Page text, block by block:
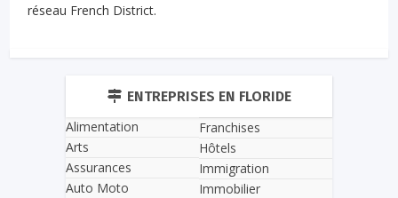
réseau French District.
ENTREPRISES EN FLORIDE
Alimentation
Arts
Assurances
Auto Moto
Franchises
Hôtels
Immigration
Immobilier